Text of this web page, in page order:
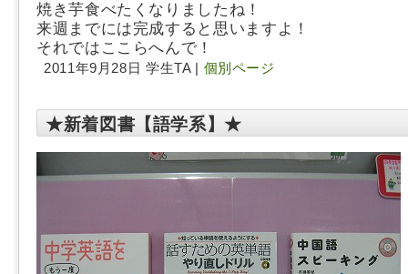
焼き芋食べたくなりましたね！
来週までには完成すると思いますよ！
それではここらへんで！
2011年9月28日 学生TA | 個別ページ
★新着図書【語学系】★